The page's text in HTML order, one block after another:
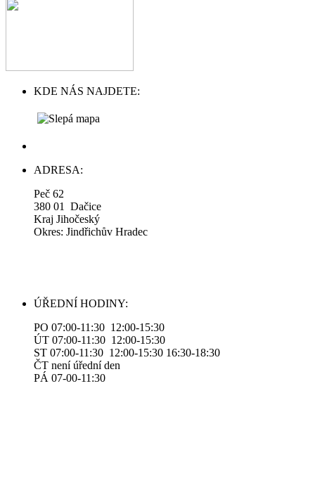
KDE NÁS NAJDETE:
ADRESA:
Peč 62
380 01 Dačice
Kraj Jihočeský
Okres: Jindřichův Hradec
ÚŘEDNÍ HODINY:
PO 07:00-11:30 12:00-15:30
ÚT 07:00-11:30 12:00-15:30
ST 07:00-11:30 12:00-15:30 16:30-18:30
ČT není úřední den
PÁ 07-00-11:30